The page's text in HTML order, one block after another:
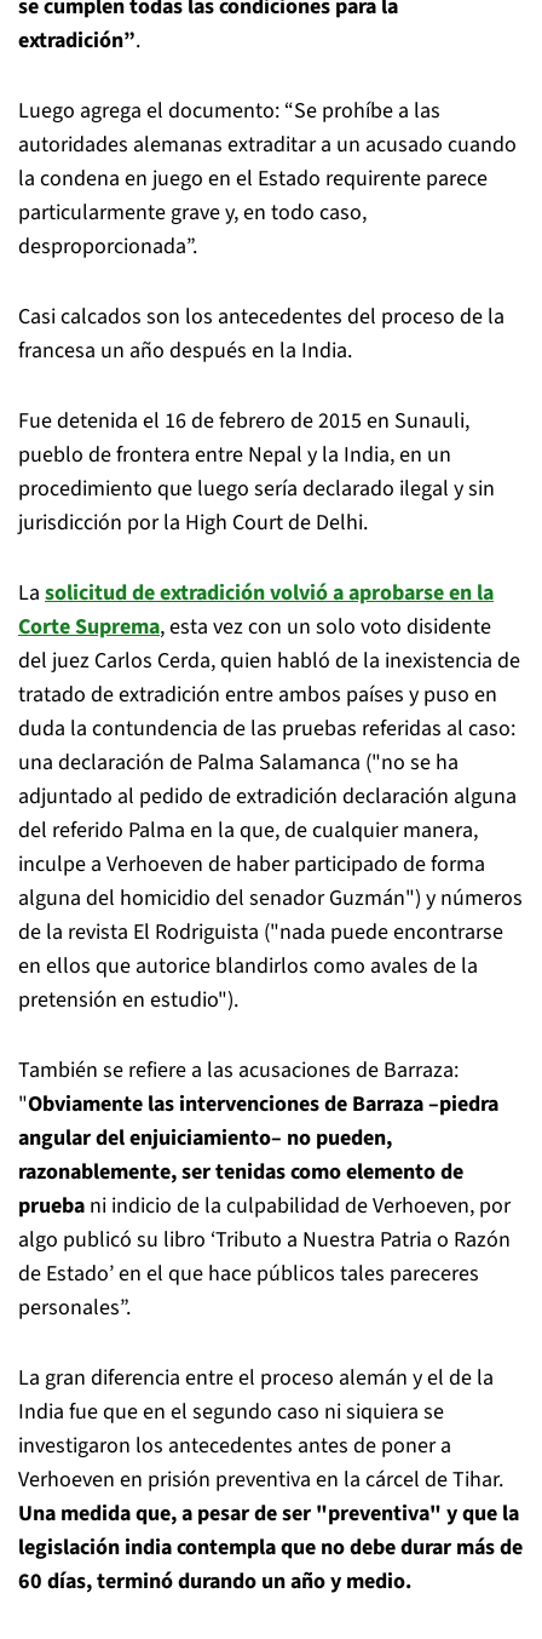
se cumplen todas las condiciones para la
extradición”.
Luego agrega el documento: “Se prohíbe a las
autoridades alemanas extraditar a un acusado cuando
la condena en juego en el Estado requirente parece
particularmente grave y, en todo caso,
desproporcionada”.
Casi calcados son los antecedentes del proceso de la
francesa un año después en la India.
Fue detenida el 16 de febrero de 2015 en Sunauli,
pueblo de frontera entre Nepal y la India, en un
procedimiento que luego sería declarado ilegal y sin
jurisdicción por la High Court de Delhi.
La solicitud de extradición volvió a aprobarse en la
Corte Suprema, esta vez con un solo voto disidente
del juez Carlos Cerda, quien habló de la inexistencia de
tratado de extradición entre ambos países y puso en
duda la contundencia de las pruebas referidas al caso:
una declaración de Palma Salamanca ("no se ha
adjuntado al pedido de extradición declaración alguna
del referido Palma en la que, de cualquier manera,
inculpe a Verhoeven de haber participado de forma
alguna del homicidio del senador Guzmán") y números
de la revista El Rodriguista ("nada puede encontrarse
en ellos que autorice blandirlos como avales de la
pretensión en estudio").
También se refiere a las acusaciones de Barraza:
"Obviamente las intervenciones de Barraza –piedra
angular del enjuiciamiento– no pueden,
razonablemente, ser tenidas como elemento de
prueba ni indicio de la culpabilidad de Verhoeven, por
algo publicó su libro ‘Tributo a Nuestra Patria o Razón
de Estado’ en el que hace públicos tales pareceres
personales”.
La gran diferencia entre el proceso alemán y el de la
India fue que en el segundo caso ni siquiera se
investigaron los antecedentes antes de poner a
Verhoeven en prisión preventiva en la cárcel de Tihar.
Una medida que, a pesar de ser "preventiva" y que la
legislación india contempla que no debe durar más de
60 días, terminó durando un año y medio.